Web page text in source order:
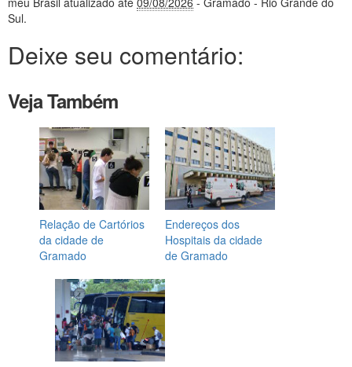
Sul.
Deixe seu comentário:
Veja Também
Relação de Cartórios
da cidade de
Gramado
Endereços dos
Hospitais da cidade
de Gramado